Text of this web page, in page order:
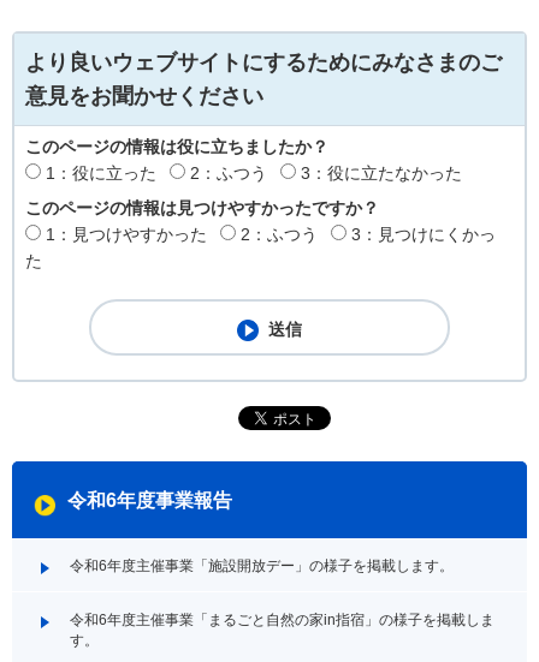
より良いウェブサイトにするためにみなさまのご
意見をお聞かせください
このページの情報は役に立ちましたか？
1：役に立った
2：ふつう
3：役に立たなかった
このページの情報は見つけやすかったですか？
1：見つけやすかった
2：ふつう
3：見つけにくかっ
た
令和6年度事業報告
令和6年度主催事業「施設開放デー」の様子を掲載します。
令和6年度主催事業「まるごと自然の家in指宿」の様子を掲載しま
す。